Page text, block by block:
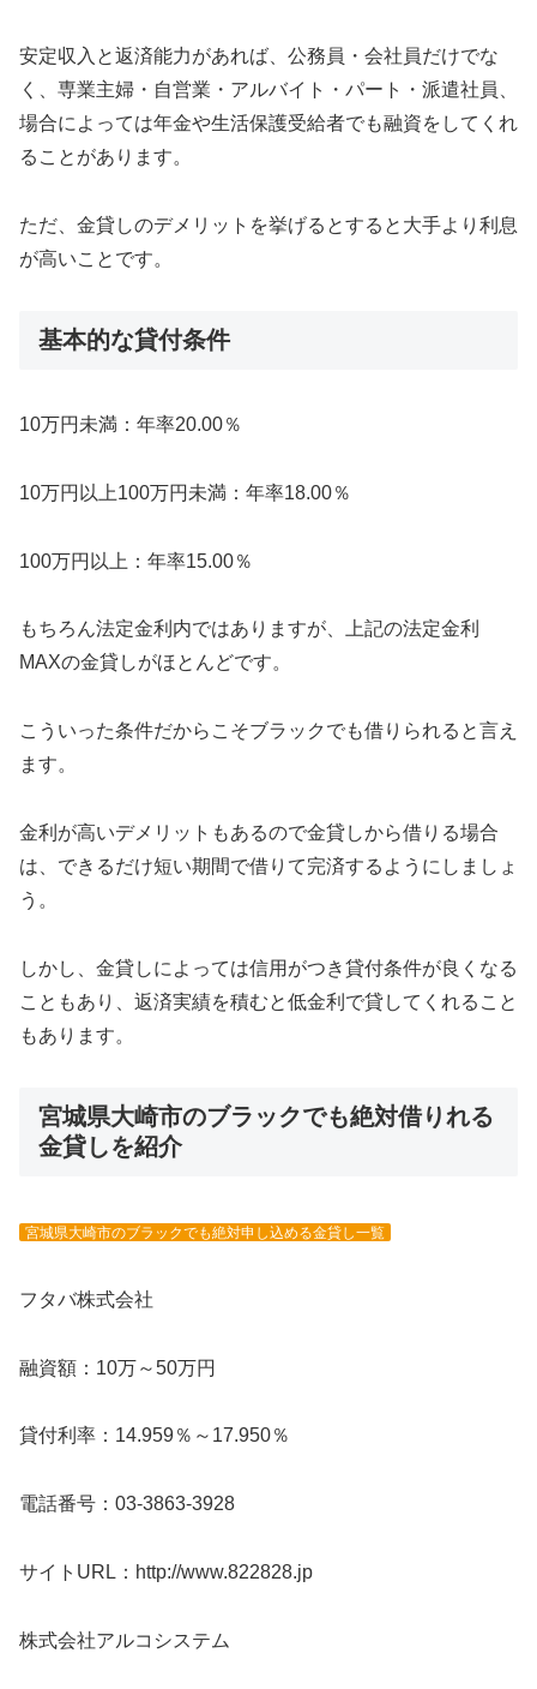
安定収入と返済能力があれば、公務員・会社員だけでな
く、専業主婦・自営業・アルバイト・パート・派遣社員、
場合によっては年金や生活保護受給者でも融資をしてくれ
ることがあります。
ただ、金貸しのデメリットを挙げるとすると大手より利息
が高いことです。
基本的な貸付条件
10万円未満：年率20.00％
10万円以上100万円未満：年率18.00％
100万円以上：年率15.00％
もちろん法定金利内ではありますが、上記の法定金利
MAXの金貸しがほとんどです。
こういった条件だからこそブラックでも借りられると言え
ます。
金利が高いデメリットもあるので金貸しから借りる場合
は、できるだけ短い期間で借りて完済するようにしましょ
う。
しかし、金貸しによっては信用がつき貸付条件が良くなる
こともあり、返済実績を積むと低金利で貸してくれること
もあります。
宮城県大崎市のブラックでも絶対借りれる
金貸しを紹介
宮城県大崎市のブラックでも絶対申し込める金貸し一覧
フタバ株式会社
融資額：10万～50万円
貸付利率：14.959％～17.950％
電話番号：03-3863-3928
サイトURL：http://www.822828.jp
株式会社アルコシステム